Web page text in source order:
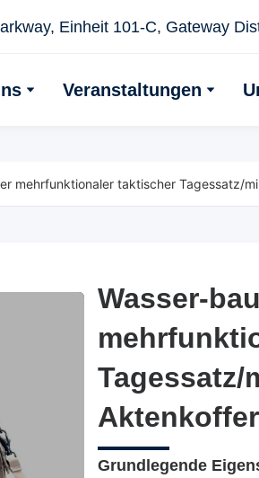
Einheit 101-C, Gateway
Veranstaltungen
mehrfunktionaler taktischer Tagessatz/
Wasser-
Wasser-
Grundlegende